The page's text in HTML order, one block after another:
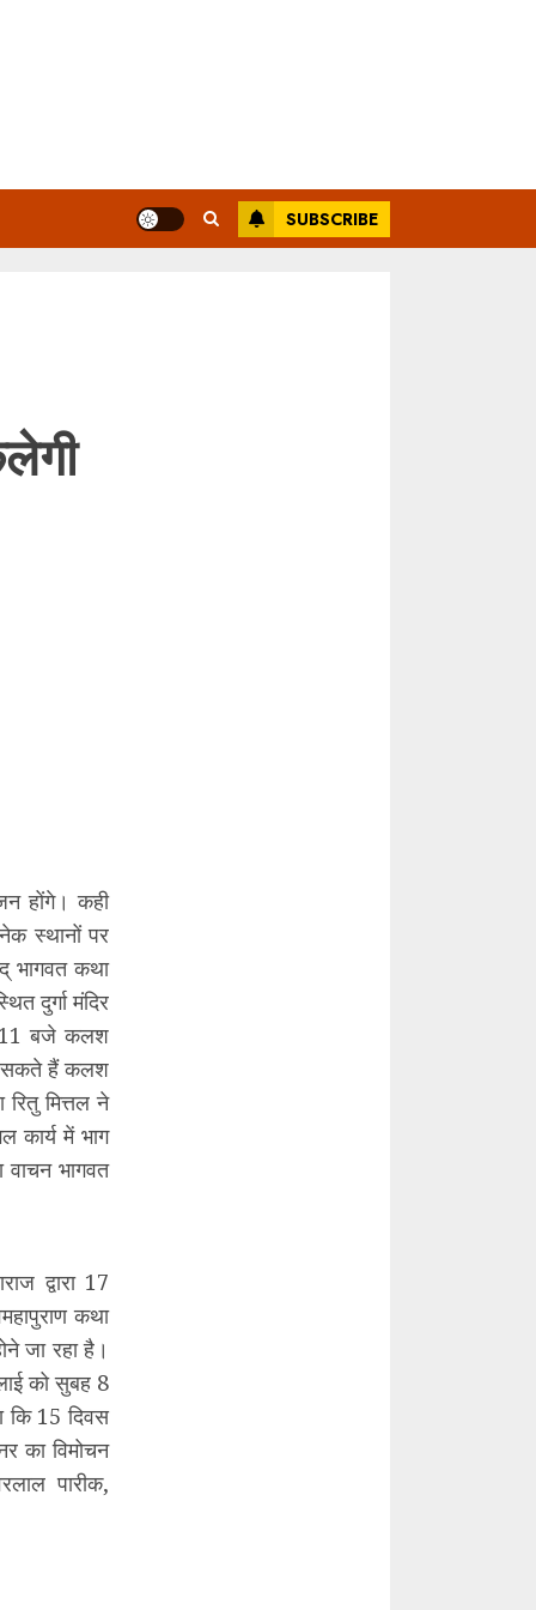
SUBSCRIBE
होंगे। कही
स्थानों पर
भागवत कथा
दुर्गा मंदिर
11 बजे कलश
सकते हैं कलश
मित्तल ने
कार्य में भाग
भागवत
द्वारा 17
कथा
जा रहा है।
को सुबह 8
कि 15 दिवस
का विमोचन
पारीक,